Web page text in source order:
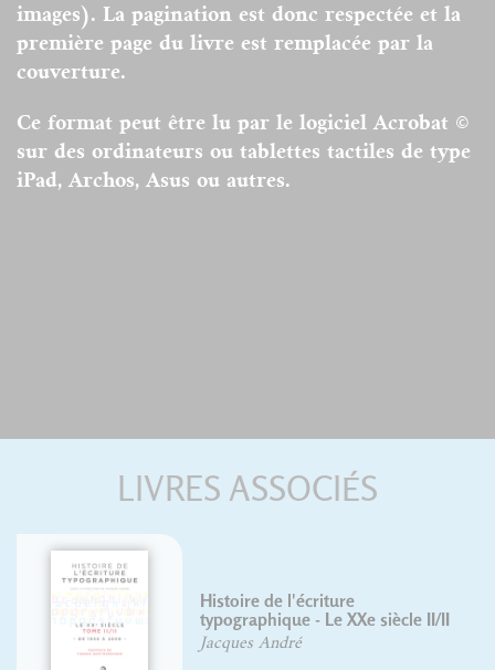
images). La pagination est donc respectée et la
première page du livre est remplacée par la
couverture.
Ce format peut être lu par le logiciel Acrobat ©
sur des ordinateurs ou tablettes tactiles de type
iPad, Archos, Asus ou autres.
LIVRES ASSOCIÉS
II/II Chronique de la forme
Herman Lampaert